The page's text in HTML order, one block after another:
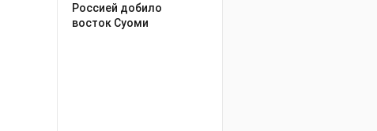
Россией добило
восток Суоми